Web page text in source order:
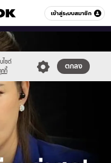
เข้าสู่ระบบสมาชิก
หมวดอื่นๆ
ไซต์
กกี้
ตกลง